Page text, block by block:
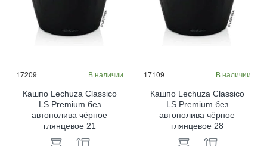
17209 В наличии
Кашпо Lechuza Classico
LS Premium без
автополива чёрное
глянцевое 21
17109 В наличии
Кашпо Lechuza Classico
LS Premium без
автополива чёрное
глянцевое 28